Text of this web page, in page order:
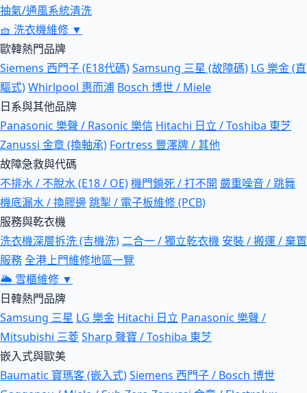
抽氣/通風系統清洗
🧺 洗衣機維修 ▼
歐韓熱門品牌
Siemens 西門子 (E18代碼)Samsung 三星 (故障碼) LG 樂金 (直
驅式)Whirlpool 惠而浦 Bosch 博世 / Miele
日系與其他品牌
Panasonic 樂聲 / Rasonic 樂信 Hitachi 日立 / Toshiba 東芝
Zanussi 金章 (換軸承) Fortress 豐澤牌 / 其他
故障急救與代碼
不排水 / 不脫水 (E18 / OE)機門鎖死 / 打不開 嚴重噪音 / 跳舞
機底漏水 / 換膠邊跳掣 / 電子板維修 (PCB)
服務與乾衣機
洗衣機深層拆洗 (吉機洗) 二合一 / 獨立乾衣機 安裝 / 搬運 / 棄置
服務全港上門維修地區一覽
🌦 雪櫃維修 ▼
日韓熱門品牌
Samsung 三星 LG 樂金 Hitachi 日立 Panasonic 樂聲 /
Mitsubishi 三菱Sharp 聲寶 / Toshiba 東芝
嵌入式與歐美
Baumatic 寶瑪客 (嵌入式)Siemens 西門子 / Bosch 博世